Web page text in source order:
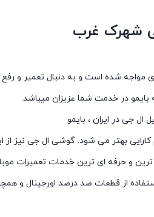
شهرک غرب
شده است و به دنبال تعمیر و رفع
در خدمت شما عزیزان میباشد.
کارایی بهتر می شود. گوشی ال جی نیز
و حرفه ای ترین خدمات تعمیرات
از قطعات صد درصد اورجینال و